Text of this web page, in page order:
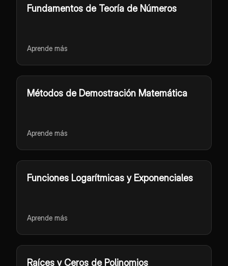
Fundamentos de Teoría de Números
Aprende más
Métodos de Demostración Matemática
Aprende más
Funciones Logarítmicas y Exponenciales
Aprende más
Raíces y Ceros de Polinomios